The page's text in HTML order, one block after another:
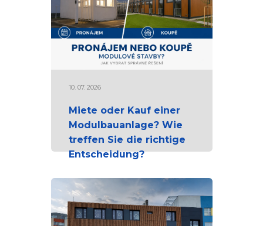
10. 07. 2026
Miete oder Kauf einer
Modulbauanlage? Wie
treffen Sie die richtige
Entscheidung?